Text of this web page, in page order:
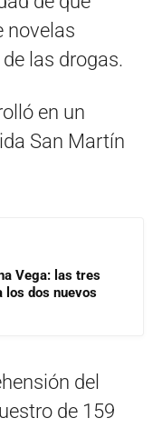
novelas
las drogas.
en un
San Martín
Vega: las tres
los dos nuevos
del
de 159